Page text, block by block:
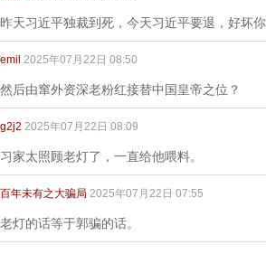
昨天习近平独裁到死，今天习近平要退，好坏
emil 2025年07月22日 08:50
然后由窜外资深老粉红接替中国皇帝之位？
g2j2 2025年07月22日 08:09
习家太照顾老灯了，一直给他喂料。
百年未有之大骗局 2025年07月22日 07:55
老灯的话等于郭骗的话。